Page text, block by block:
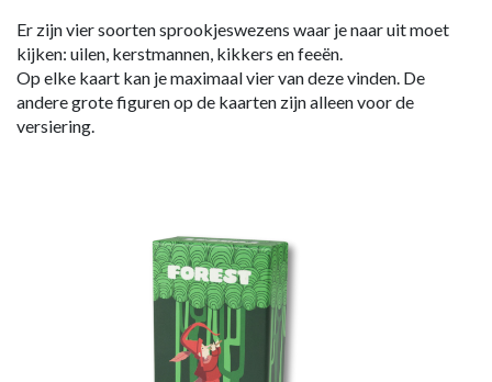
Er zijn vier soorten sprookjeswezens waar je naar uit moet
kijken: uilen, kerstmannen, kikkers en feeën.
Op elke kaart kan je maximaal vier van deze vinden. De
andere grote figuren op de kaarten zijn alleen voor de
versiering.